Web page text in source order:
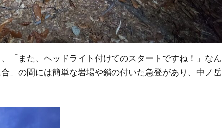
「また、ヘッドライト付けてのスタートですね！」なん
」の間には簡単な岩場や鎖の付いた急登があり、中ノ岳